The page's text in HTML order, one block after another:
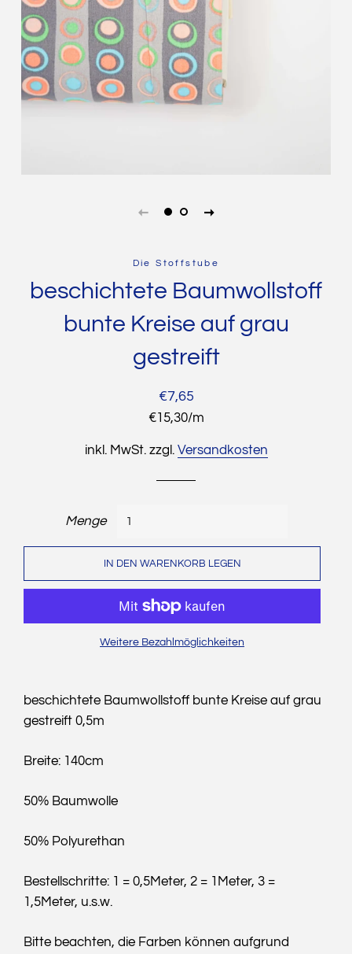
Die Stoffstube
beschichtete Baumwollstoff
bunte Kreise auf grau
gestreift
Normaler
Preis
Sonderpreis
€7,65
Stückpreis
€15,30/pro
m
inkl. MwSt. zzgl. Versandkosten
Menge
IN DEN WARENKORB LEGEN
Weitere Bezahlmöglichkeiten
beschichtete Baumwollstoff bunte Kreise auf grau
gestreift 0,5m
Breite: 140cm
50% Baumwolle
50% Polyurethan
Bestellschritte: 1 = 0,5Meter, 2 = 1Meter, 3 =
1,5Meter, u.s.w.
Bitte beachten, die Farben können aufgrund